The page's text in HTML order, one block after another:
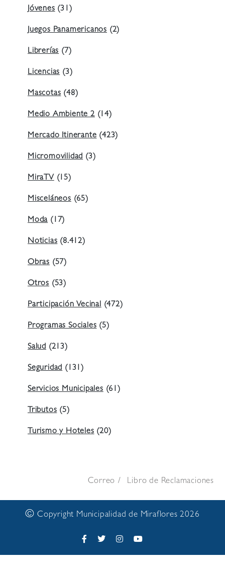
Jóvenes (31)
Juegos Panamericanos (2)
Librerías (7)
Licencias (3)
Mascotas (48)
Medio Ambiente 2(14)
Mercado Itinerante (423)
Micromovilidad (3)
MiraTV (15)
Misceláneos (65)
Moda (17)
Noticias (8.412)
Obras (57)
Otros (53)
Participación Vecinal (472)
Programas Sociales (5)
Salud (213)
Seguridad (131)
Servicios Municipales (61)
Tributos (5)
Turismo y Hoteles (20)
Correo Libro de Reclamaciones
© Copyright Municipalidad de Miraflores 2026